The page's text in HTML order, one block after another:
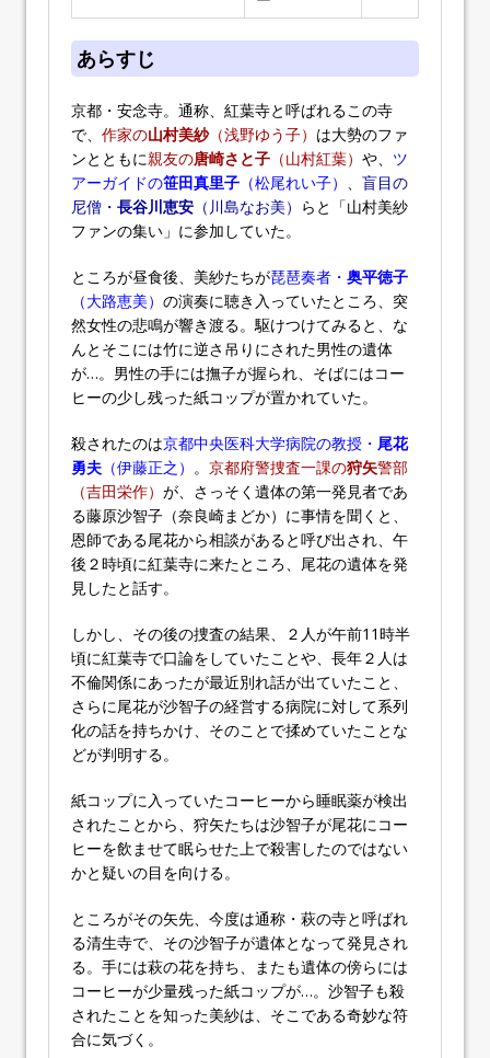
あらすじ
京都・安念寺。通称、紅葉寺と呼ばれるこの寺
で、 作家の山村美紗（浅野ゆう子） は大勢のファ
ンとともに親友の唐崎さと子 （山村紅葉） や、 ツ
アーガイドの笹田真里子 （松尾れい子）
盲目の
尼僧・ 長谷川恵安 （川島なお美） らと「山村美紗
ファンの集い」に参加していた。
ところが昼食後、美紗たちが琵琶奏者・ 奥平徳子
（大路恵美） の演奏に聴き入っていたところ、突
然女性の悲鳴が響き渡る。駆けつけてみると、な
んとそこには竹に逆さ吊りにされた男性の遺体
が…。男性の手には撫子が握られ、そばにはコー
ヒーの少し残った紙コップが置かれていた。
殺されたのは京都中央医科大学病院の教授・ 尾花
勇夫 （伊藤正之） 。 京都府警捜査一課の狩矢警部
（吉田栄作） が、さっそく遺体の第一発見者であ
る藤原沙智子（奈良崎まどか）に事情を聞くと、
恩師である尾花から相談があると呼び出され、午
後２時頃に紅葉寺に来たところ、尾花の遺体を発
見したと話す。
しかし、その後の捜査の結果、２人が午前11時半
頃に紅葉寺で口論をしていたことや、長年２人は
不倫関係にあったが最近別れ話が出ていたこと、
さらに尾花が沙智子の経営する病院に対して系列
化の話を持ちかけ、そのことで揉めていたことな
どが判明する。
紙コップに入っていたコーヒーから睡眠薬が検出
されたことから、狩矢たちは沙智子が尾花にコー
ヒーを飲ませて眠らせた上で殺害したのではない
かと疑いの目を向ける。
ところがその矢先、今度は通称・萩の寺と呼ばれ
る清生寺で、その沙智子が遺体となって発見され
る。手には萩の花を持ち、またも遺体の傍らには
コーヒーが少量残った紙コップが…。沙智子も殺
されたことを知った美紗は、そこである奇妙な符
合に気づく。